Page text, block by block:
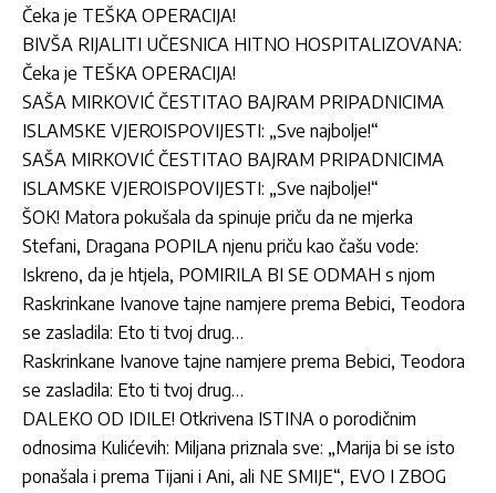
Čeka je TEŠKA OPERACIJA!
BIVŠA RIJALITI UČESNICA HITNO HOSPITALIZOVANA:
Čeka je TEŠKA OPERACIJA!
SAŠA MIRKOVIĆ ČESTITAO BAJRAM PRIPADNICIMA
ISLAMSKE VJEROISPOVIJESTI: „Sve najbolje!“
SAŠA MIRKOVIĆ ČESTITAO BAJRAM PRIPADNICIMA
ISLAMSKE VJEROISPOVIJESTI: „Sve najbolje!“
ŠOK! Matora pokušala da spinuje priču da ne mjerka
Stefani, Dragana POPILA njenu priču kao čašu vode:
Iskreno, da je htjela, POMIRILA BI SE ODMAH s njom
Raskrinkane Ivanove tajne namjere prema Bebici, Teodora
se zasladila: Eto ti tvoj drug…
Raskrinkane Ivanove tajne namjere prema Bebici, Teodora
se zasladila: Eto ti tvoj drug…
DALEKO OD IDILE! Otkrivena ISTINA o porodičnim
odnosima Kulićevih: Miljana priznala sve: „Marija bi se isto
ponašala i prema Tijani i Ani, ali NE SMIJE“, EVO I ZBOG